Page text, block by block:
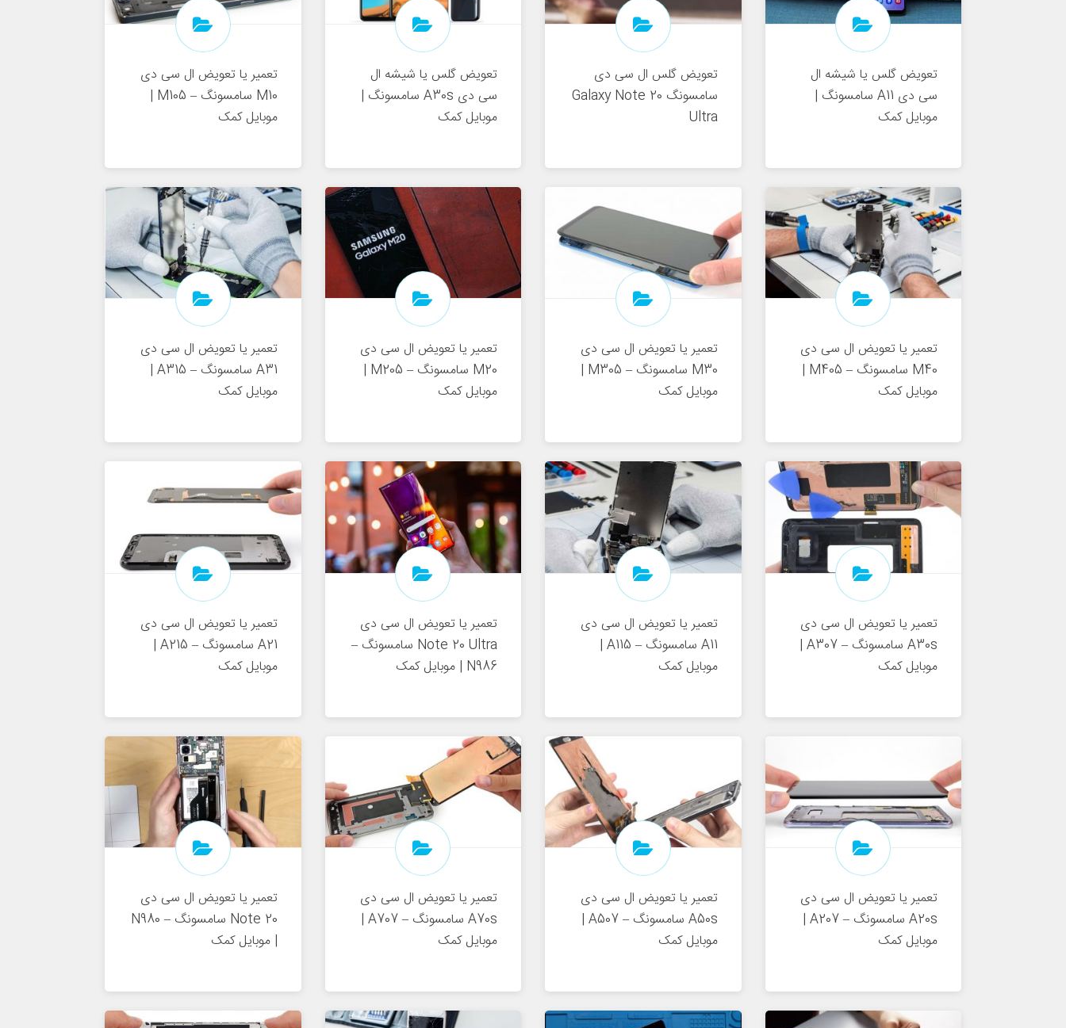
تعویض گلس یا شیشه ال
سی دی A11 سامسونگ |
موبایل کمک
تعویض گلس ال سی دی
سامسونگ Galaxy Note 20
Ultra
تعویض گلس یا شیشه ال
سی دی A30s سامسونگ |
موبایل کمک
تعمیر یا تعویض ال سی دی
M10 سامسونگ – M105 |
موبایل کمک
تعمیر یا تعویض ال سی دی
M40 سامسونگ – M405 |
موبایل کمک
تعمیر یا تعویض ال سی دی
M30 سامسونگ – M305 |
موبایل کمک
تعمیر یا تعویض ال سی دی
M20 سامسونگ – M205 |
موبایل کمک
تعمیر یا تعویض ال سی دی
A31 سامسونگ – A315 |
موبایل کمک
تعمیر یا تعویض ال سی دی
A30s سامسونگ – A307 |
موبایل کمک
تعمیر یا تعویض ال سی دی
A11 سامسونگ – A115 |
موبایل کمک
تعمیر یا تعویض ال سی دی
Note 20 Ultra سامسونگ –
N986 | موبایل کمک
تعمیر یا تعویض ال سی دی
A21 سامسونگ – A215 |
موبایل کمک
تعمیر یا تعویض ال سی دی
A20s سامسونگ – A207 |
موبایل کمک
تعمیر یا تعویض ال سی دی
A50s سامسونگ – A507 |
موبایل کمک
تعمیر یا تعویض ال سی دی
A70s سامسونگ – A707 |
موبایل کمک
تعمیر یا تعویض ال سی دی
Note 20 سامسونگ – N980
| موبایل کمک